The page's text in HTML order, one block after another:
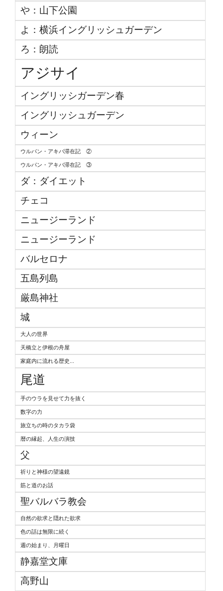
や：山下公園
よ：横浜イングリッシュガーデン
ろ：朗読
アジサイ
イングリッシガーデン春
イングリッシュガーデン
ウィーン
ウルパン・アキバ滞在記 ②
ウルパン・アキバ滞在記 ③
ダ：ダイエット
チェコ
ニュージーランド
ニュージーランド
バルセロナ
五島列島
厳島神社
城
大人の世界
天橋立と伊根の舟屋
家庭内に流れる歴史...
尾道
手のウラを見せて力を抜く
数字の力
旅立ちの時のタカラ袋
暦の縁起、人生の演技
父
祈りと神様の望遠鏡
筋と道のお話
聖バルバラ教会
自然の欲求と隠れた欲求
色の話は無限に続く
週の始まり、月曜日
静嘉堂文庫
高野山